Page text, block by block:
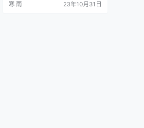
媒体运营部提成方式。 提成方式
寒 雨 23年10月31日